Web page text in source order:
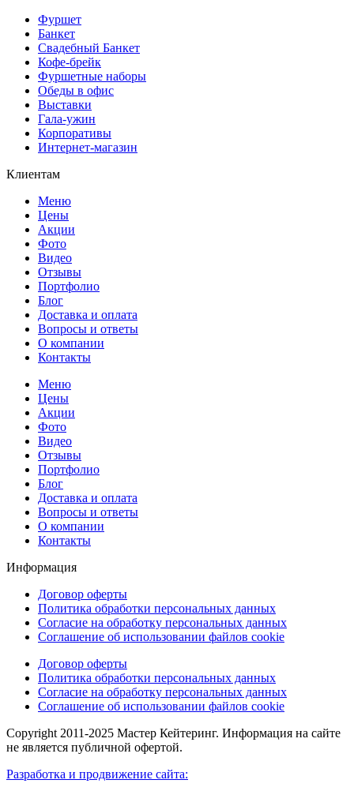
Фуршет
Банкет
Свадебный Банкет
Кофе-брейк
Фуршетные наборы
Обеды в офис
Выставки
Гала-ужин
Корпоративы
Интернет-магазин
Клиентам
Меню
Цены
Акции
Фото
Видео
Отзывы
Портфолио
Блог
Доставка и оплата
Вопросы и ответы
О компании
Контакты
Меню
Цены
Акции
Фото
Видео
Отзывы
Портфолио
Блог
Доставка и оплата
Вопросы и ответы
О компании
Контакты
Информация
Договор оферты
Политика обработки персональных данных
Согласие на обработку персональных данных
Соглашение об использовании файлов cookie
Договор оферты
Политика обработки персональных данных
Согласие на обработку персональных данных
Соглашение об использовании файлов cookie
Copyright 2011-2025 Мастер Кейтеринг. Информация на сайте
не является публичной офертой.
Разработка и продвижение сайта: